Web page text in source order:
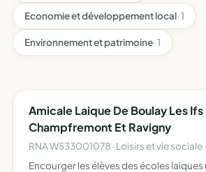
Economie et développement local· 1
Environnement et patrimoine· 1
Amicale Laique De Boulay Les Ifs
Champfremont Et Ravigny
RNA W533001078 · Loisirs et vie sociale
Encourger les élèves des écoles